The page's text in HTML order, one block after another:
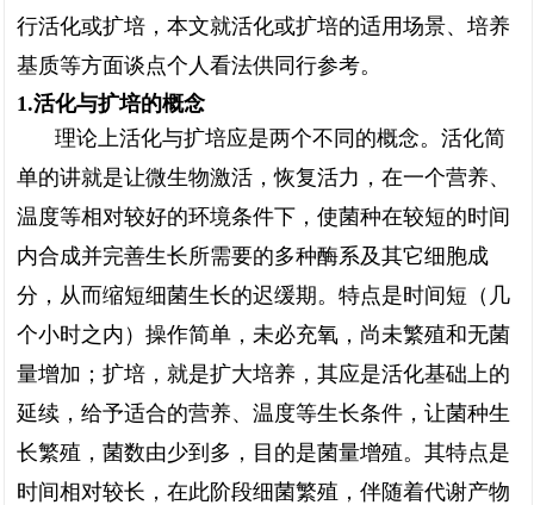
行活化或扩培，本文就活化或扩培的适用场景、培养
基质等方面谈点个人看法供同行参考。
1.活化与扩培的概念
理论上活化与扩培应是两个不同的概念。活化简
单的讲就是让微生物激活，恢复活力，在一个营养、
温度等相对较好的环境条件下，使菌种在较短的时间
内合成并完善生长所需要的多种酶系及其它细胞成
分，从而缩短细菌生长的迟缓期。特点是时间短（几
个小时之内）操作简单，未必充氧，尚未繁殖和无菌
量增加；扩培，就是扩大培养，其应是活化基础上的
延续，给予适合的营养、温度等生长条件，让菌种生
长繁殖，菌数由少到多，目的是菌量增殖。其特点是
时间相对较长，在此阶段细菌繁殖，伴随着代谢产物